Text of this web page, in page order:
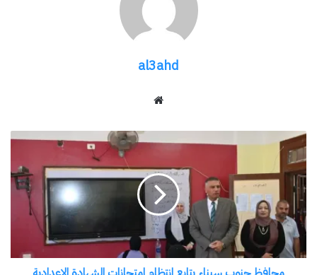
آليات دعم المزارعين وتحسين كفاءة عمليات التسويق
الزراعي، بما يسهم في تحقيق التوازن بين الإنتاج
والاستهلاك، وتعزيز قدرة الدولة على تأمين احتياجاتها
فيس بوك
X
معجب بهذه:
al3ahd
محافظ
جنوب
سيناء
يتابع
انتظام
امتحانات
الشهادة